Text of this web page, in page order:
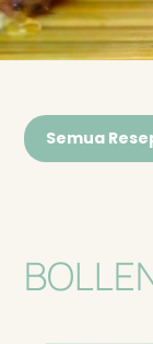
Semua